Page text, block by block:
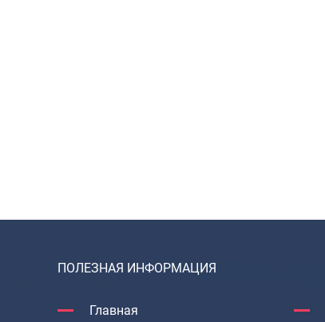
ПОЛЕЗНАЯ ИНФОРМАЦИЯ
Главная